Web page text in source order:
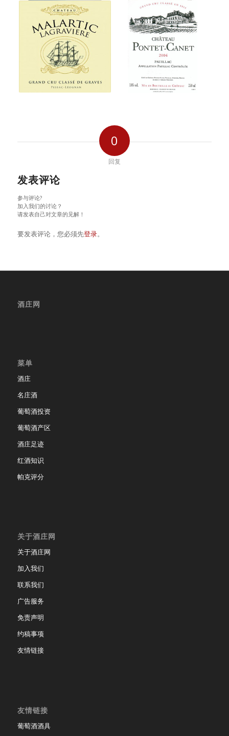
0
回复
发表评论
参与评论?
加入我们的讨论？
请发表自己对文章的见解！
要发表评论，您必须先登录。
酒庄网
菜单
酒庄
名庄酒
葡萄酒投资
葡萄酒产区
酒庄足迹
红酒知识
帕克评分
关于酒庄网
关于酒庄网
加入我们
联系我们
广告服务
免责声明
约稿事项
友情链接
友情链接
葡萄酒酒具